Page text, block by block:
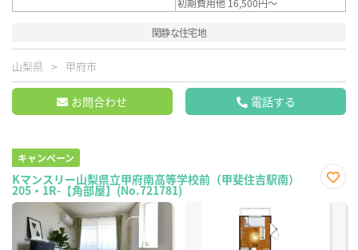
閑静な住宅地
山梨県 甲府市
お問合わせ 電話する
キャンペーン
Kマンスリー山梨県立甲府南高等学校前（甲斐住吉駅南）
205・1R-【角部屋】(No.721781)
に入